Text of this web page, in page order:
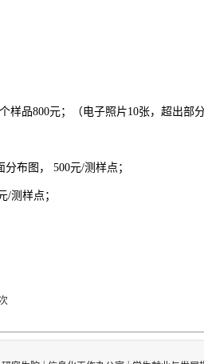
品800元；（电子照片10张，超出部分
布图， 500元/测样点；
/测样点；